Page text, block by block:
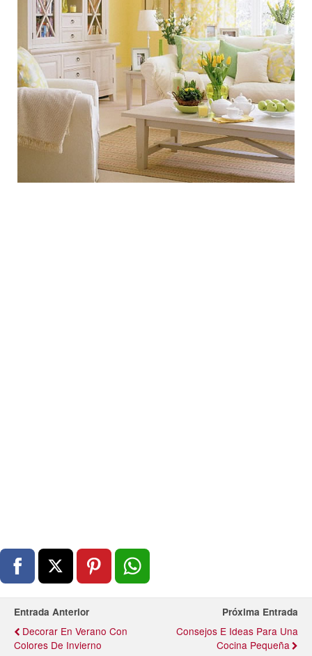
Entrada Anterior
Decorar En Verano Con
Colores De Invierno
Próxima Entrada
Consejos E Ideas Para Una
Cocina Pequeña